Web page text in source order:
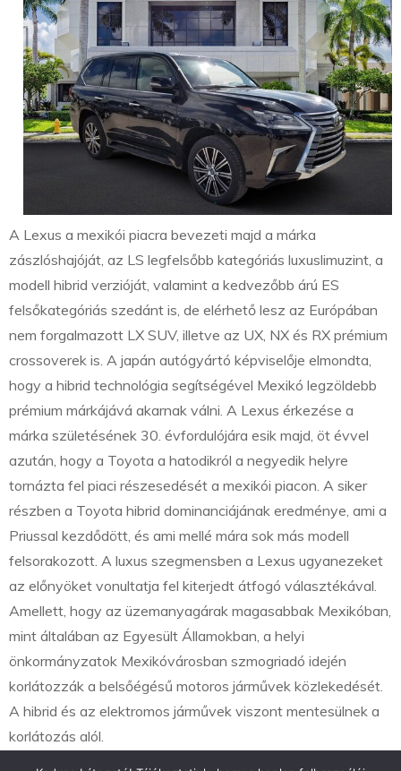
A Lexus a mexikói piacra bevezeti majd a márka
zászlóshajóját, az LS legfelsőbb kategóriás luxuslimuzint, a
modell hibrid verzióját, valamint a kedvezőbb árú ES
felsőkategóriás szedánt is, de elérhető lesz az Európában
nem forgalmazott LX SUV, illetve az UX, NX és RX prémium
crossoverek is. A japán autógyártó képviselője elmondta,
hogy a hibrid technológia segítségével Mexikó legzöldebb
prémium márkájává akarnak válni. A Lexus érkezése a
márka születésének 30. évfordulójára esik majd, öt évvel
azután, hogy a Toyota a hatodikról a negyedik helyre
tornázta fel piaci részesedését a mexikói piacon. A siker
részben a Toyota hibrid dominanciájának eredménye, ami a
Priussal kezdődött, és ami mellé mára sok más modell
felsorakozott. A luxus szegmensben a Lexus ugyanezeket
az előnyöket vonultatja fel kiterjedt átfogó választékával.
Amellett, hogy az üzemanyagárak magasabbak Mexikóban,
mint általában az Egyesült Államokban, a helyi
önkormányzatok Mexikóvárosban szmogriadó idején
korlátozzák a belsőégésű motoros járművek közlekedését.
A hibrid és az elektromos járművek viszont mentesülnek a
korlátozás alól.